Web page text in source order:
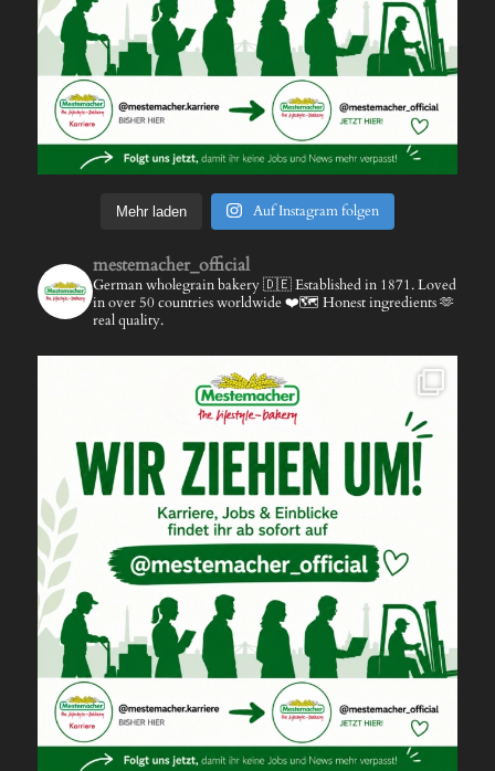
Mehr laden Auf Instagram folgen
mestemacher_official
German wholegrain bakery 🇩🇪Established in 1871.Loved
in over 50 countries worldwide ❤️🗺️ Honest ingredients 🫶
real quality.